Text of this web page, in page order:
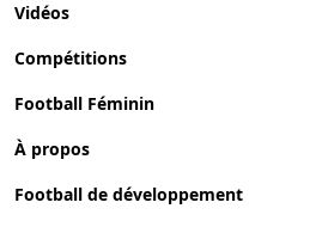
Vidéos
Compétitions
Football Féminin
À propos
Football de développement